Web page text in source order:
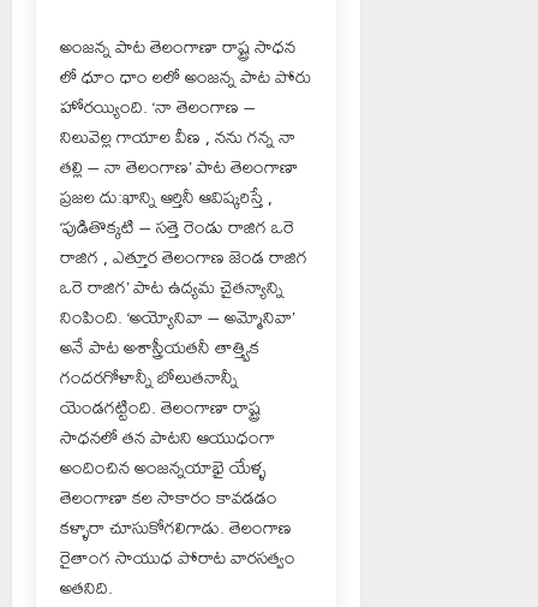
అంజన్న పాట తెలంగాణా రాష్ట్ర సాధన
లో ధూం ధాం లలో అంజన్న పాట పోరు
హోరయ్యింది. ‘నా తెలంగాణ –
నిలువెల్ల గాయాల వీణ , నను గన్న నా
తల్లి – నా తెలంగాణ’ పాట తెలంగాణా
ప్రజల దు:ఖాన్ని ఆర్తినీ ఆవిష్కరిస్తే ,
‘పుడితొక్కటి – సత్తె రెండు రాజిగ ఒరె
రాజిగ , ఎత్తూర తెలంగాణ జెండ రాజిగ
ఒరె రాజిగ’ పాట ఉద్యమ చైతన్యాన్ని
నింపింది. ‘అయ్యోనివా – అమ్మోనివా’
అనే పాట అశాస్త్రీయతనీ తాత్త్విక
గందరగోళాన్నీ బోలుతనాన్నీ
యెండగట్టింది. తెలంగాణా రాష్ట్ర
సాధనలో తన పాటని ఆయుధంగా
అందించిన అంజన్నయాభై యేళ్ళ
తెలంగాణా కల సాకారం కావడడం
కళ్ళారా చూసుకోగలిగాడు. తెలంగాణ
రైతాంగ సాయుధ పోరాట వారసత్వం
అతనిది.